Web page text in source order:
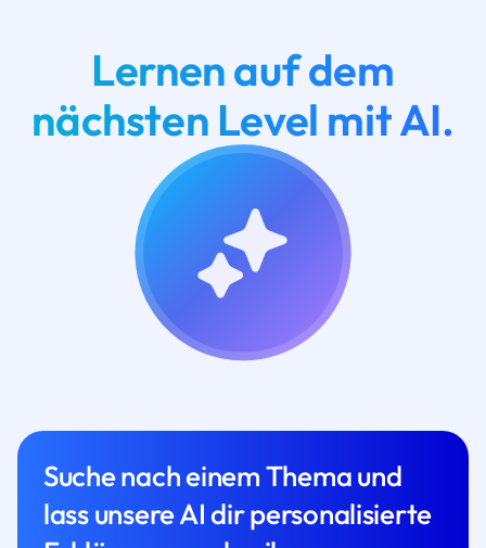
Lernen auf dem
nächsten Level mit AI.
Suche nach einem Thema und
lass unsere AI dir personalisierte